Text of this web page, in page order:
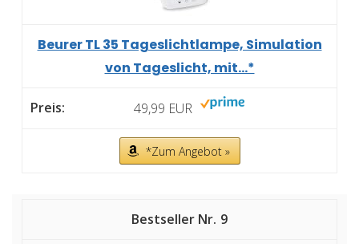
Beurer TL 35 Tageslichtlampe, Simulation
von Tageslicht, mit...*
49,99 EUR
*Zum Angebot »
9